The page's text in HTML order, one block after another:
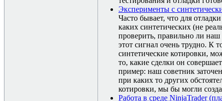
Эксперименты с
Часто бывает, что для
каких синтетических (не
проверить, правильно ли наш
этот сигнал очень трудно. К
синтетические котировки,
то, какие сделки он
пример: наш советник
при каких то других
котировки, мы бы могли
Работа в среде NinjaTrader